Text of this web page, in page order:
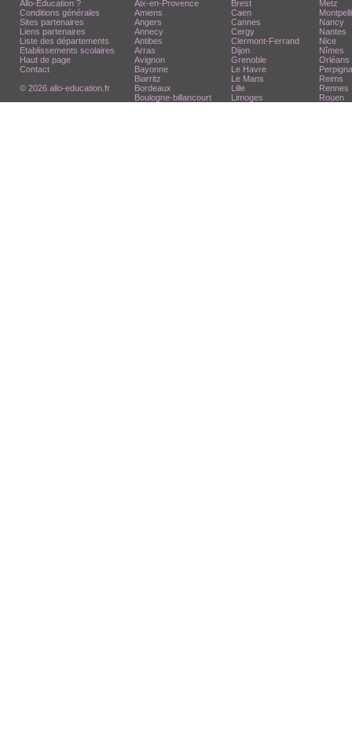
Allo-Education ?
Conditions générales
Sites partenaires
Liens partenaires
Liste des départements
Etablissements scolaires
Haut de page
Contact
© 2026 allo-education.fr
Aix-en-Provence
Amiens
Angers
Annecy
Antibes
Arras
Avignon
Bayonne
Biarritz
Bordeaux
Boulogne-billancourt
Brest
Caen
Cannes
Cergy
Clermont-Ferrand
Dijon
Grenoble
Le Havre
Le Mans
Lille
Limoges
Metz
Nancy
Nantes
Nice
Nîmes
Orléans
Reims
Rennes
Rouen